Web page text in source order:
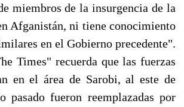
miembros de la insurgencia de la
Afganistán, ni tiene conocimiento
en el Gobierno precedente".
Times" recuerda que las fuerzas
en el área de Sarobi, al este de
pasado fueron reemplazadas por